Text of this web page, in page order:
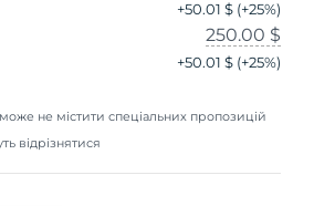
+50.01 $ (+25%)
250.00 $
+50.01 $ (+25%)
не містити спеціальних пропозицій
відрізнятися